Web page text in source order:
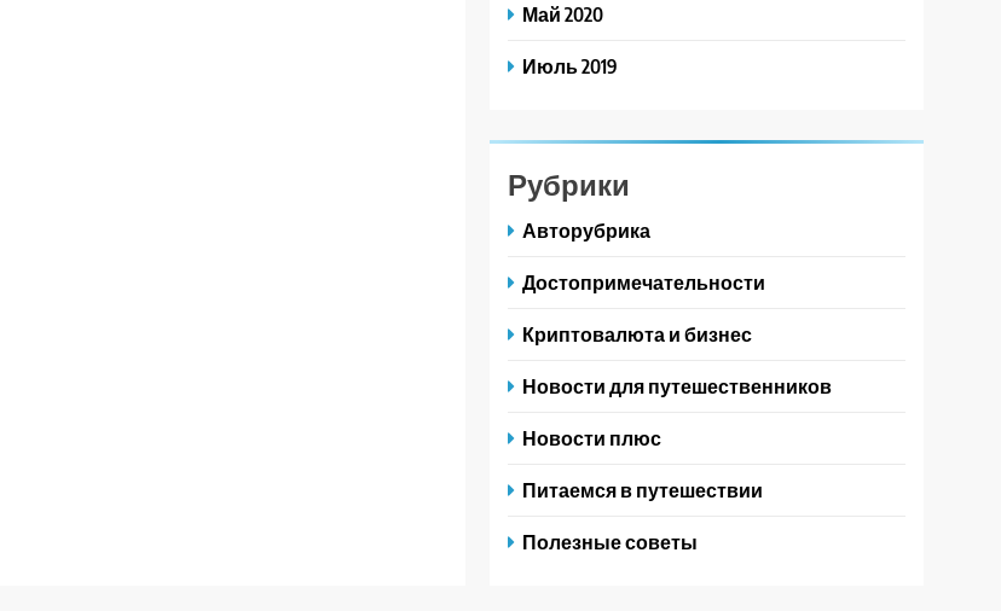
Май 2020
Июль 2019
Рубрики
Авторубрика
Достопримечательности
Криптовалюта и бизнес
Новости для путешественников
Новости плюс
Питаемся в путешествии
Полезные советы